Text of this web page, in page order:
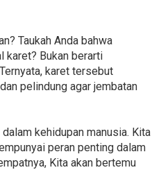
Taukah Anda bahwa
karet? Bukan berarti
karet tersebut
pelindung agar jembatan
kehidupan manusia. Kita
peran penting dalam
Kita akan bertemu